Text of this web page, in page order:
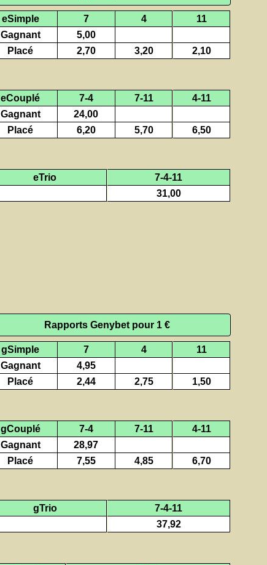
eSimple 7 4
11
Gagnant
5,00
Placé
2,70 3,20 2,10
eCouplé 7-4 7-11
4-11
Gagnant
24,00
Placé
6,20 5,70 6,50
eTrio
7-4-11
31,00
Rapports Genybet pour 1 €
gSimple 7 4
11
Gagnant
4,95
Placé
2,44 2,75 1,50
gCouplé 7-4 7-11
4-11
Gagnant
28,97
Placé
7,55 4,85 6,70
gTrio
7-4-11
37,92